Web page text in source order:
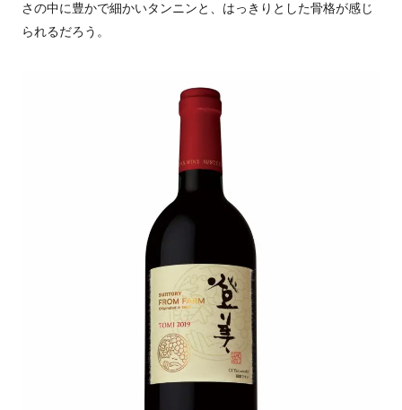
さの中に豊かで細かいタンニンと、はっきりとした骨格が感じ
られるだろう。